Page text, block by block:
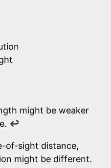
might be weaker
↩
of-sight distance,
might be different.